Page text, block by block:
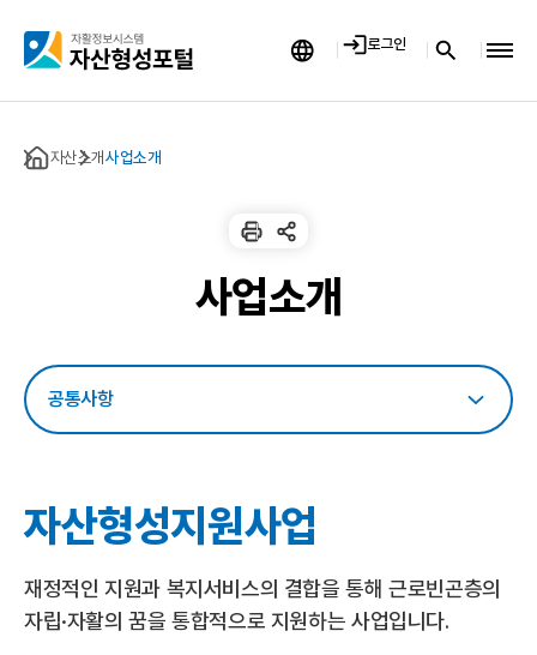
자
산
형
(
자
e
룸
로그인
자
산
룸
터
로
이
자산소개사업소개
사업소개
자산형성지원사업
재정적인 지원과 복지서비스의 결합을 통해 근로빈곤층의
자립·자활의 꿈을 통합적으로 지원하는 사업입니다.